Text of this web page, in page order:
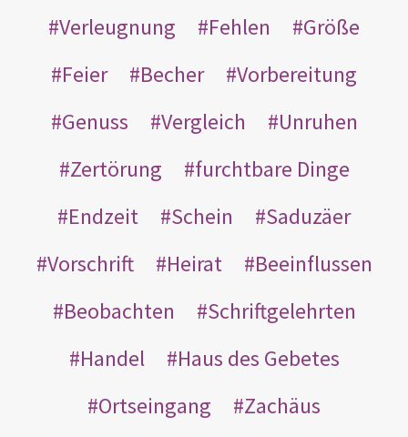
Verleugnung Fehlen
Größe
Feier
Becher
Vorbereitung
Genuss
Vergleich
Unruhen
Zertörung
furchtbare Dinge
Endzeit
Schein
Saduzäer
Vorschrift
Heirat
Beeinflussen
Beobachten
Schriftgelehrten
Handel
Haus des Gebetes
Ortseingang
Zachäus